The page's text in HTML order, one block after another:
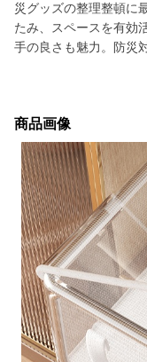
災グッズの整理整頓に
たみ、スペースを有効
手の良さも魅力。防災
商品画像